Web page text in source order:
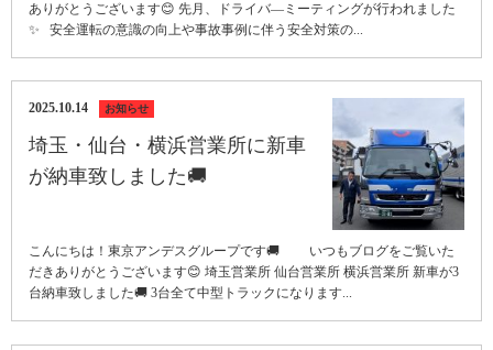
ありがとうございます😊 先月、ドライバ―ミーティングが行われました
✨ 安全運転の意識の向上や事故事例に伴う安全対策の...
2025.10.14 お知らせ
埼玉・仙台・横浜営業所に新車
が納車致しました🚚
こんにちは！東京アンデスグループです🚚 いつもブログをご覧いた
だきありがとうございます😊 埼玉営業所 仙台営業所 横浜営業所 新車が3
台納車致しました🚚 3台全て中型トラックになります...